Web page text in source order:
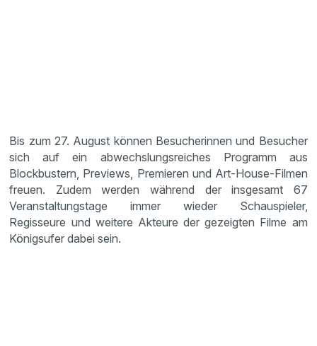
Bis zum 27. August können Besucherinnen und Besucher
sich auf ein abwechslungsreiches Programm aus
Blockbustern, Previews, Premieren und Art-House-Filmen
freuen. Zudem werden während der insgesamt 67
Veranstaltungstage immer wieder Schauspieler,
Regisseure und weitere Akteure der gezeigten Filme am
Königsufer dabei sein.